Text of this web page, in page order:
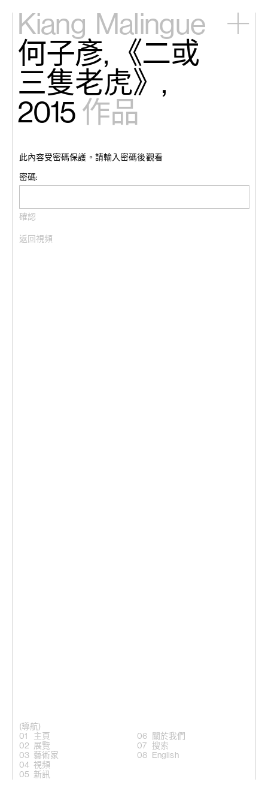
Kiang Malingue
主頁
展覽
藝術家
視頻
新訊
關於我們
English
返回視頻
此內容受密碼保護。請輸入密碼後觀看
密碼:
何子彥, 《二或
三隻老虎》,
2015 作品
(導航)
主頁
展覽
藝術家
視頻
新訊
關於我們
搜索
English